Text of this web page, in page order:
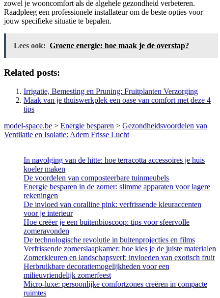
zowel je wooncomfort als de algehele gezondheid verbeteren.
Raadpleeg een professionele installateur om de beste opties voor
jouw specifieke situatie te bepalen.
Lees ook: Groene energie: hoe maak je de overstap?
Related posts:
Irrigatie, Bemesting en Pruning: Fruitplanten Verzorging
Maak van je thuiswerkplek een oase van comfort met deze 4
tips
model-space.be > Energie besparen > Gezondheidsvoordelen van
Ventilatie en Isolatie: Adem Frisse Lucht
In navolging van de hitte: hoe terracotta accessoires je huis
koeler maken
De voordelen van composteerbare tuinmeubels
Energie besparen in de zomer: slimme apparaten voor lagere
rekeningen
De invloed van coralline pink: verfrissende kleuraccenten
voor je interieur
Hoe creëer je een buitenbioscoop: tips voor sfeervolle
zomeravonden
De technologische revolutie in buitenprojecties en films
Verfrissende zomerslaapkamer: hoe kies je de juiste materialen
Zomerkleuren en landschapsverf: invloeden van exotisch fruit
Herbruikbare decoratiemogelijkheden voor een
milieuvriendelijk zomerfeest
Micro-luxe: persoonlijke comfortzones creëren in compacte
ruimtes